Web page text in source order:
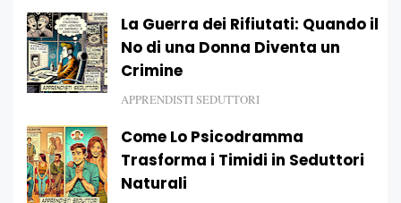
La Guerra dei Rifiutati: Quando il
No di una Donna Diventa un
Crimine
APPRENDISTI SEDUTTORI
Come Lo Psicodramma
Trasforma i Timidi in Seduttori
Naturali